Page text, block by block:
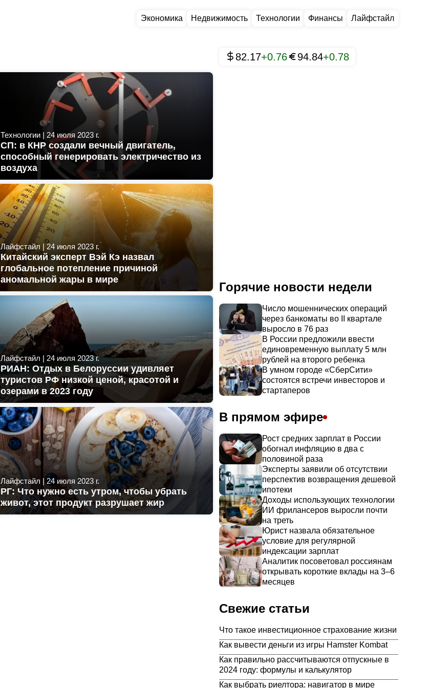
Экономика Недвижимость Технологии Финансы Лайфстайл
Технологии | 24 июля 2023 г.
СП: в КНР создали вечный двигатель,
способный генерировать электричество из
воздуха
Лайфстайл | 24 июля 2023 г.
Китайский эксперт Вэй Кэ назвал
глобальное потепление причиной
аномальной жары в мире
Лайфстайл | 24 июля 2023 г.
РИАН: Отдых в Белоруссии удивляет
туристов РФ низкой ценой, красотой и
озерами в 2023 году
Лайфстайл |24 июля 2023 г.
РГ: Что нужно есть утром, чтобы убрать
живот, этот продукт разрушает жир
82.17+0.76 94.84+0.78
Горячие новости недели
Число мошеннических операций
через банкоматы во II квартале
выросло в 76 раз
В России предложили ввести
единовременную выплату 5 млн
рублей на второго ребенка
В умном городе «СберСити»
состоятся встречи инвесторов и
стартаперов
В прямом эфире
Рост средних зарплат в России
обогнал инфляцию в два с
половиной раза
Эксперты заявили об отсутствии
перспектив возвращения дешевой
ипотеки
Доходы использующих технологии
ИИ фрилансеров выросли почти
на треть
Юрист назвала обязательное
условие для регулярной
индексации зарплат
Аналитик посоветовал россиянам
открывать короткие вклады на 3–6
месяцев
Свежие статьи
Что такое инвестиционное страхование жизни
Как вывести деньги из игры Hamster Kombat
Как правильно рассчитываются отпускные в
2024 году: формулы и калькулятор
Как выбрать риелтора: навигатор в мире